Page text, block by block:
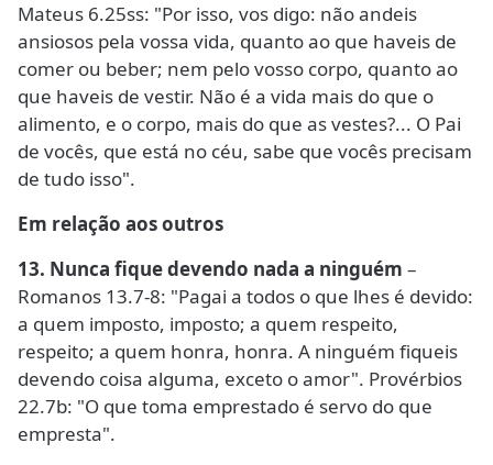
Mateus 6.25ss: "Por isso, vos digo: não andeis
ansiosos pela vossa vida, quanto ao que haveis de
comer ou beber; nem pelo vosso corpo, quanto ao
que haveis de vestir. Não é a vida mais do que o
alimento, e o corpo, mais do que as vestes?... O Pai
de vocês, que está no céu, sabe que vocês precisam
de tudo isso".
Em relação aos outros
13. Nunca fique devendo nada a ninguém –
Romanos 13.7-8: "Pagai a todos o que lhes é devido:
a quem imposto, imposto; a quem respeito,
respeito; a quem honra, honra. A ninguém fiqueis
devendo coisa alguma, exceto o amor". Provérbios
22.7b: "O que toma emprestado é servo do que
empresta".